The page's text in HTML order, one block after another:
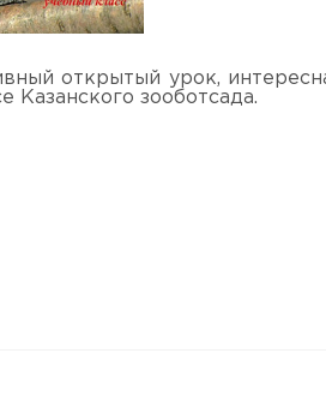
открытый урок,
Казанского зооботсада.